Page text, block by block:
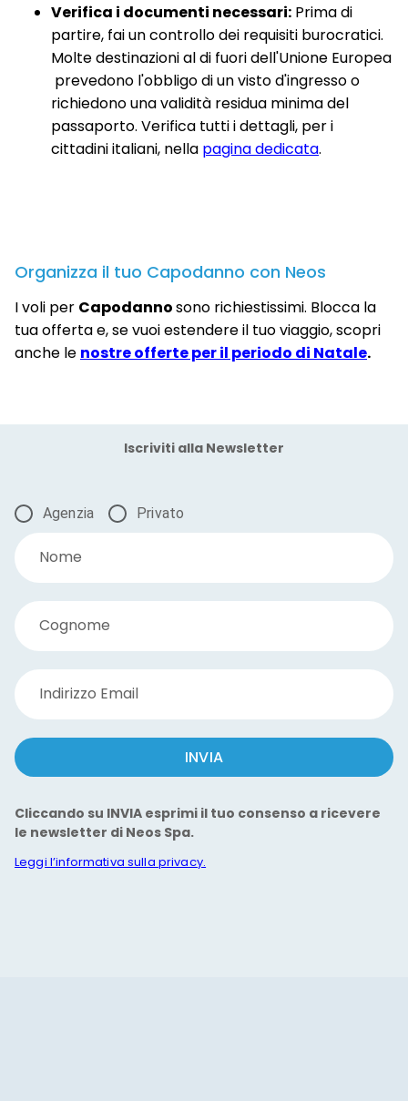
Verifica i documenti necessari: Prima di
partire, fai un controllo dei requisiti burocratici.
Molte destinazioni al di fuori dell'Unione Europea
prevedono l'obbligo di un visto d'ingresso o
richiedono una validità residua minima del
passaporto. Verifica tutti i dettagli, per i
cittadini italiani, nella pagina dedicata.
Organizza il tuo Capodanno con Neos
I voli per Capodannosono richiestissimi. Blocca la
tua offerta e, se vuoi estendere il tuo viaggio, scopri
anche le nostre offerte per il periodo di Natale.
Iscriviti alla Newsletter
Agenzia Privato
Nome
Cognome
Indirizzo Email
INVIA
Cliccando su INVIA esprimi il tuo consenso a ricevere
le newsletter di Neos Spa.
Leggi l’informativa sulla privacy.